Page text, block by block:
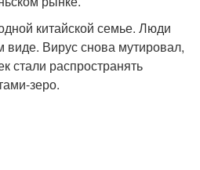
китайской семье. Люди
виде. Вирус снова мутировал,
стали распространять
зеро.